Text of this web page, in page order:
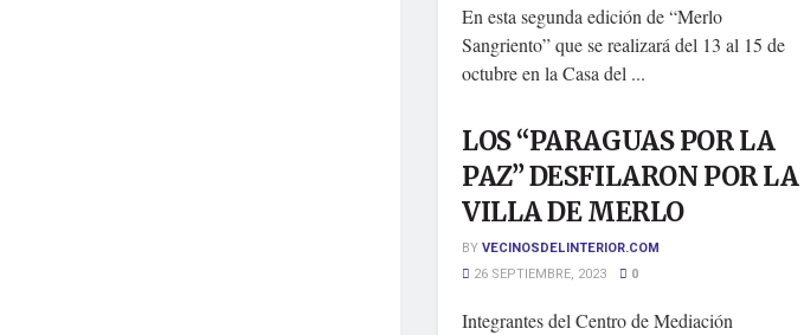
En esta segunda edición de “Merlo
Sangriento” que se realizará del 13 al 15 de
octubre en la Casa del ...
LOS “PARAGUAS POR LA
PAZ” DESFILARON POR LA
VILLA DE MERLO
BYVECINOSDELINTERIOR.COM
26 SEPTIEMBRE, 2023
0
Integrantes del Centro de Mediación